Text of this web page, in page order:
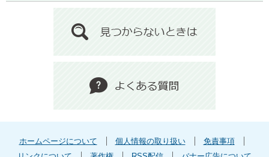
ホームページについて 個人情報の取り扱い
免責事項